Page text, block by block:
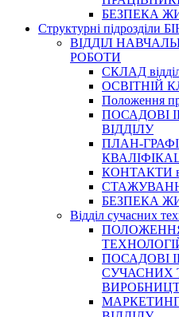
БЕЗПЕКА
Структурні підрозділи
ВІДДІЛ
РОБОТИ
СКЛАД
ОСВІТНІЙ
Положення
ПОСАДОВІ
ВІДДІЛУ
ПЛАН-
КОНТАКТИ
БЕЗПЕКА
Відділ сучасних
ПОСАДОВІ
СУЧАСНИХ